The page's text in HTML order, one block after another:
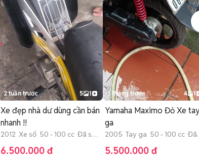
2 tuần trước 5 1
Xe đẹp nhà dư dùng cần bán
nhanh !!
2012 Xe số 50 - 100 cc Đã sử
dụng
6.500.000 đ
1 tháng trước 4 1
Yamaha Maximo Đỏ Xe
ga
2005 Tay ga 50 - 100 cc Đã
sử dụng
5.500.000 đ